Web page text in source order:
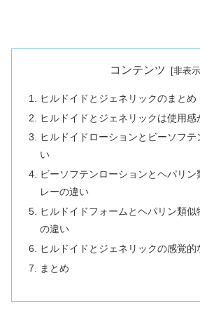
コンテンツ
ヒルドイドとジェネリックのまとめ
ヒルドイドとジェネリックは使用感
ヒルドイドローションとビーソフテ
い
ビーソフテンローションとヘパリ
レーの違い
ヒルドイドフォームとヘパリン類似
の違い
ヒルドイドとジェネリックの感覚的
まとめ